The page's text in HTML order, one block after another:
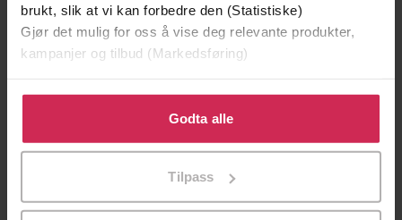
brukt, slik at vi kan forbedre den (Statistiske)
Gjør det mulig for oss å vise deg relevante produkter,
kampanjer og tilbud (Markedsføring)
Klikk på «Godta alle» for å gi oss ditt samtykke til å
bruke cookies for alle disse formålene. Du kan også
tilpasse ditt samtykke til spesifikke formål ved å klikke
Godta alle
Tilpass